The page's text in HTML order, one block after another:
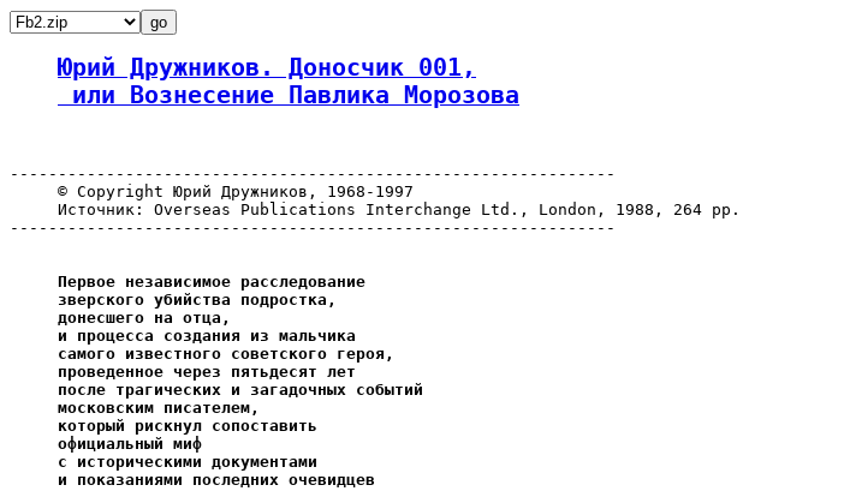
Юрий Дружников. Доносчик 001,
или Вознесение Павлика Морозова
---------------------------------------------------------------
     © Copyright Юрий Дружников, 1968-1997
     Источник: Overseas Publications Interchange Ltd., London, 1988, 264 pp.
---------------------------------------------------------------
     Первое независимое расследование
     зверского убийства подростка,
     донесшего на отца,
     и процесса создания из мальчика
     самого известного советского героя,
     проведенное через пятьдесят лет
     после трагических и загадочных событий
     московским писателем,
     который рискнул сопоставить
     официальный миф
     с историческими документами
     и показаниями последних очевидцев